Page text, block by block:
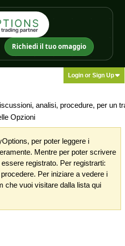
Richiedi il tuo omaggio
Login or Sign Up
analisi, procedure, per un
Opzioni
per poter leggere i
Mentre per poter scrivere
registrato. Per registrarti:
procedere. Per iniziare a vedere i
che vuoi visitare dalla lista qui